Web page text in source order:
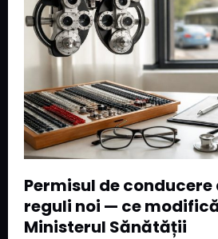
Permisul de
reguli noi — ce
Ministerul Sănătății